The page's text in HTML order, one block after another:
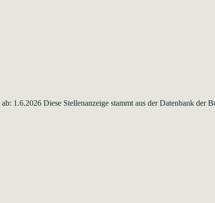
1.6.2026 Diese Stellenanzeige stammt aus der Datenbank der